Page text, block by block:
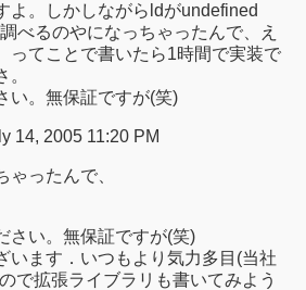
よ。しかしながらldがundefined
べるのやになっちゃったんで、え
ってことで書いたら1時間で実装で
い。無保証ですが(笑)
14, 2005 11:20 PM
ゃったんで、
さい。無保証ですが(笑)
います．いつもより気力多目(当社
で拡張ライブラリも書いてみよう